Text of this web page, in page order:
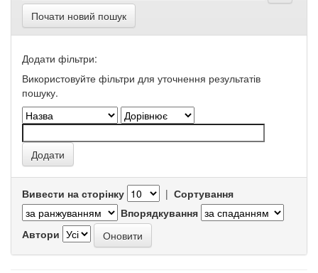
Почати новий пошук
Додати фільтри:
Використовуйте фільтри для уточнення результатів
пошуку.
Вивести на сторінку | Сортування
Впорядкування
Автори